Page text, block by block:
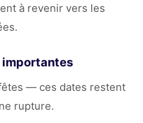
à revenir vers les
— ces dates restent
rupture.